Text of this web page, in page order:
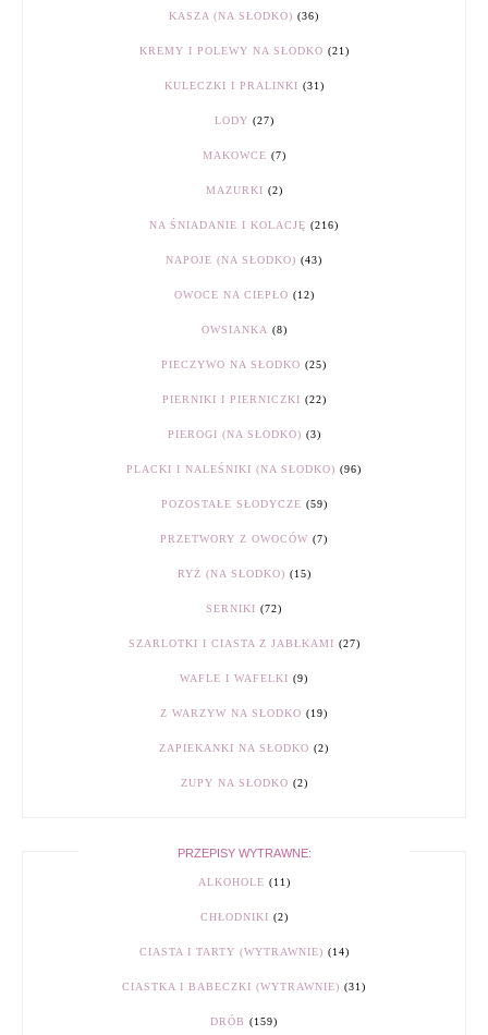
KASZA (NA SŁODKO) (36)
KREMY I POLEWY NA SŁODKO (21)
KULECZKI I PRALINKI (31)
LODY (27)
MAKOWCE (7)
MAZURKI (2)
NA ŚNIADANIE I KOLACJĘ (216)
NAPOJE (NA SŁODKO) (43)
OWOCE NA CIEPŁO (12)
OWSIANKA (8)
PIECZYWO NA SŁODKO (25)
PIERNIKI I PIERNICZKI (22)
PIEROGI (NA SŁODKO) (3)
PLACKI I NALEŚNIKI (NA SŁODKO) (96)
POZOSTAŁE SŁODYCZE (59)
PRZETWORY Z OWOCÓW (7)
RYŻ (NA SŁODKO) (15)
SERNIKI (72)
SZARLOTKI I CIASTA Z JABŁKAMI (27)
WAFLE I WAFELKI (9)
Z WARZYW NA SŁODKO (19)
ZAPIEKANKI NA SŁODKO (2)
ZUPY NA SŁODKO (2)
PRZEPISY WYTRAWNE:
ALKOHOLE (11)
CHŁODNIKI (2)
CIASTA I TARTY (WYTRAWNIE) (14)
CIASTKA I BABECZKI (WYTRAWNIE) (31)
DRÓB (159)